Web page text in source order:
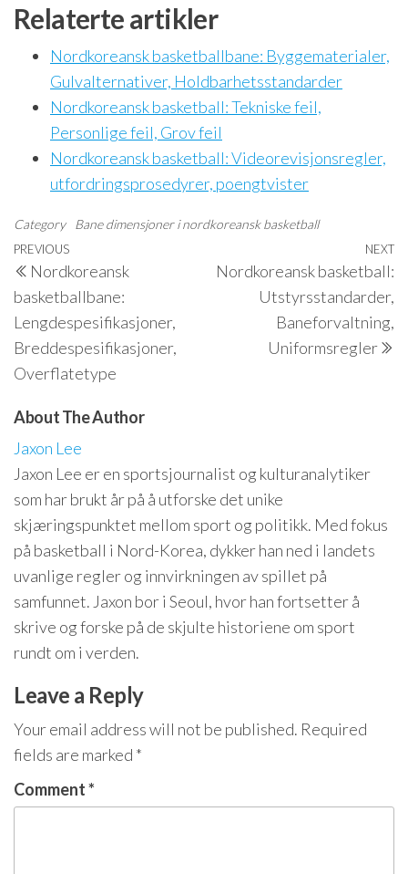
Relaterte artikler
Nordkoreansk basketballbane: Byggematerialer,
Gulvalternativer, Holdbarhetsstandarder
Nordkoreansk basketball: Tekniske feil,
Personlige feil, Grov feil
Nordkoreansk basketball: Videorevisjonsregler,
utfordringsprosedyrer, poengtvister
Category Bane dimensjoner i nordkoreansk basketball
Post
navigation
Previous
Post
PREVIOUS
Nordkoreansk
basketballbane:
Lengdespesifikasjoner,
Breddespesifikasjoner,
Overflatetype
NEXT
Nordkoreansk basketball:
Utstyrsstandarder,
Baneforvaltning,
Uniformsregler
About The Author
Jaxon Lee
Jaxon Lee er en sportsjournalist og kulturanalytiker
som har brukt år på å utforske det unike
skjæringspunktet mellom sport og politikk. Med fokus
på basketball i Nord-Korea, dykker han ned i landets
uvanlige regler og innvirkningen av spillet på
samfunnet. Jaxon bor i Seoul, hvor han fortsetter å
skrive og forske på de skjulte historiene om sport
rundt om i verden.
Leave a Reply
Your email address will not be published. Required
fields are marked *
Comment*